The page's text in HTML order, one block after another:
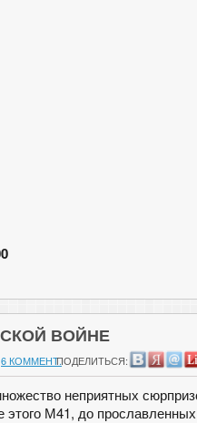
ВОЙНЕ
6 КОММЕНТ.ПОДЕЛИТЬСЯ:
неприятных
этого М41, до